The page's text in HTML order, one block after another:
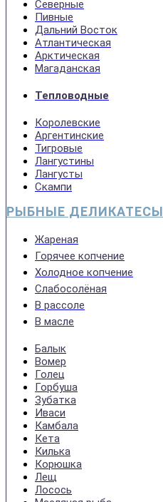
Северные
Пивные
Дальний Восток
Атлантическая
Арктическая
Магаданская
Тепловодные
Королевские
Аргентинские
Тигровые
Лангустины
Лангусты
Скампи
РЫБНЫЕ ДЕЛИКАТЕСЫ
Жареная
Горячее копчение
Холодное копчение
Слабосолёная
В рассоле
В масле
Балык
Вомер
Голец
Горбуша
Зубатка
Иваси
Камбала
Кета
Килька
Корюшка
Лещ
Лосось